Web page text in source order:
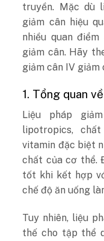
truyền. Mặc dù
giảm cân hiệu
nhiều quan
giảm cân. Hãy
giảm cân IV giảm
1. Tổng quan
Liệu pháp
lipotropics,
vitamin đặc biệt
chất của cơ thể.
tốt khi kết hợp
chế độ ăn uống
Tuy nhiên, liệu
thế cho tập thể